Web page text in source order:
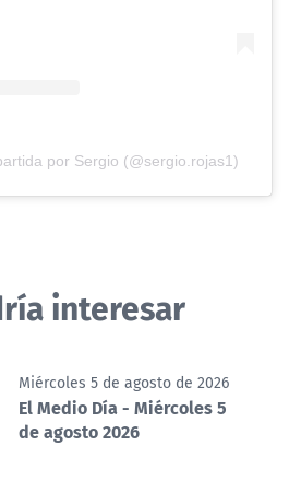
por Sergio (@sergio.rojas1)
interesar
Miércoles 5 de agosto de 2026
El Medio Día - Miércoles 5
de agosto 2026